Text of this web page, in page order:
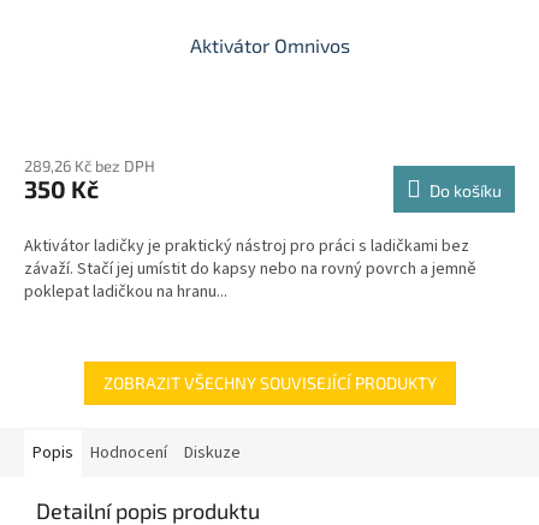
Aktivátor Omnivos
289,26 Kč bez DPH
350 Kč Do košíku
Aktivátor ladičky je praktický nástroj pro práci s ladičkami bez
závaží. Stačí jej umístit do kapsy nebo na rovný povrch a jemně
poklepat ladičkou na hranu...
ZOBRAZIT VŠECHNY SOUVISEJÍCÍ PRODUKTY
Popis Hodnocení Diskuze
Detailní popis produktu